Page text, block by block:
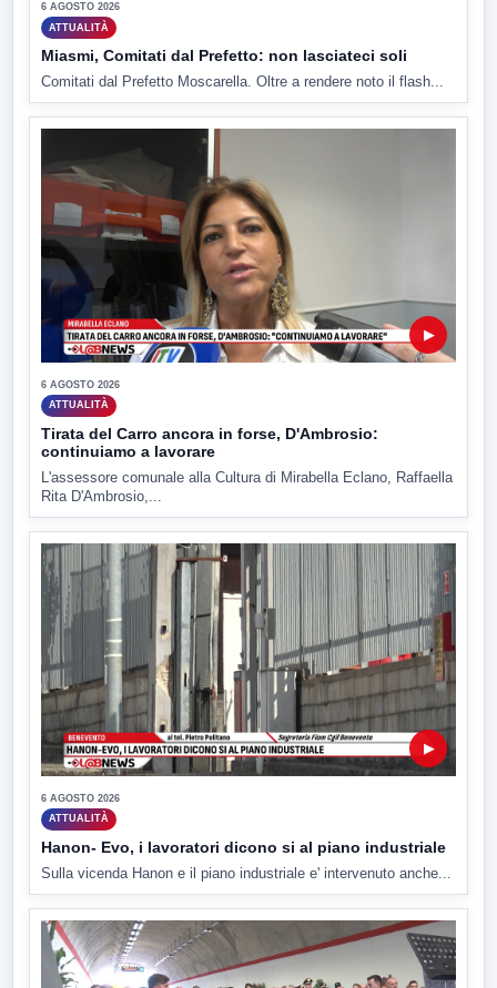
6 AGOSTO 2026
ATTUALITÀ
Miasmi, Comitati dal Prefetto: non lasciateci soli
Comitati dal Prefetto Moscarella. Oltre a rendere noto il flash...
▶
6 AGOSTO 2026
ATTUALITÀ
Tirata del Carro ancora in forse, D'Ambrosio:
continuiamo a lavorare
L'assessore comunale alla Cultura di Mirabella Eclano, Raffaella
Rita D'Ambrosio,...
▶
6 AGOSTO 2026
ATTUALITÀ
Hanon- Evo, i lavoratori dicono si al piano industriale
Sulla vicenda Hanon e il piano industriale e' intervenuto anche...